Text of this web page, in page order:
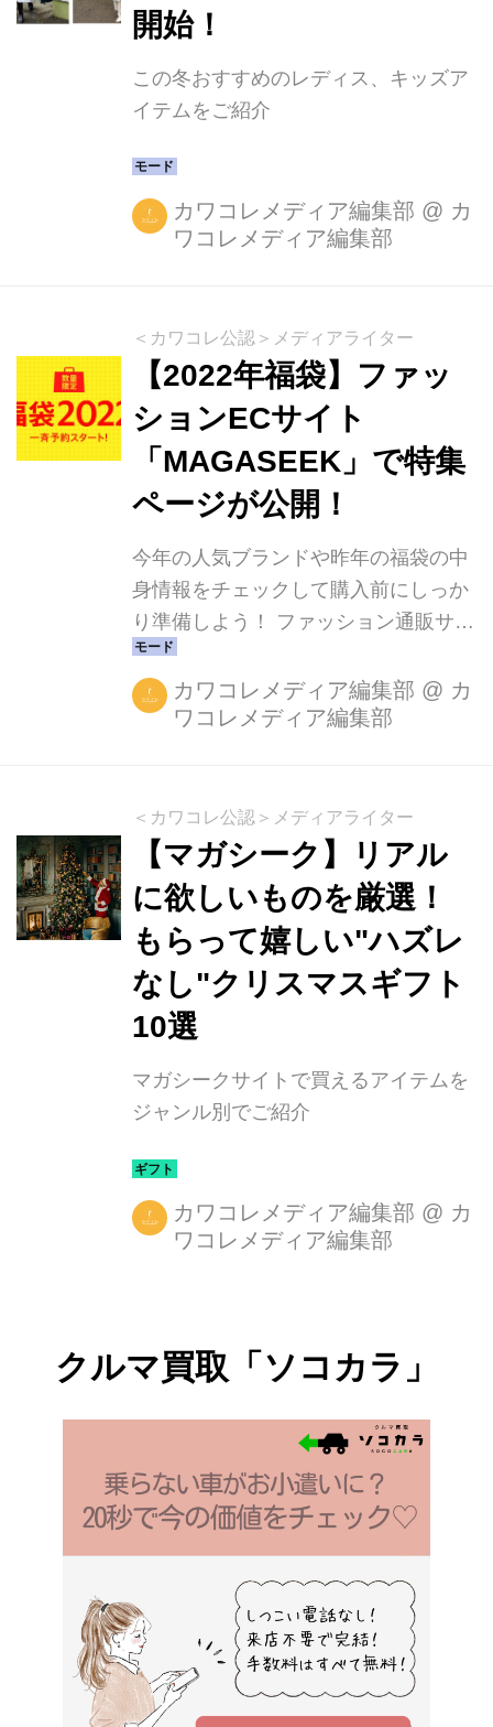
開始！
この冬おすすめのレディス、キッズア
イテムをご紹介
カワコレメディア編集部 @ カ
ワコレメディア編集部
＜カワコレ公認＞メディアライター
【2022年福袋】ファッ
ションECサイト
「MAGASEEK」で特集
ページが公開！
今年の人気ブランドや昨年の福袋の中
身情報をチェックして購入前にしっか
り準備しよう！ ファッション通販サイ
ト「MAGASEEK（マガシーク）」で
は、2022年の福袋の特集ページが公開
され、2022年の福袋の予約受付が順次
の福袋の中身情報のまとめなど、福袋
をご予約、ご購入前に知っておきたい
情報をいち早くチェックすることがで
きます。 購入前の準備方法 ①まずは
会員登録を事前にしておく。 会員登録
はこちらから ： ②2022年の福袋の最
新情報をチェック！ ショップによって
発売日時が異なります。メルマガ・
LINE・アプリのお知ら...
カワコレメディア編集部 @ カ
ワコレメディア編集部
＜カワコレ公認＞メディアライター
【マガシーク】リアル
に欲しいものを厳選！
もらって嬉しい"ハズレ
なし"クリスマスギフト
10選
マガシークサイトで買えるアイテムを
ジャンル別でご紹介
カワコレメディア編集部 @ カ
ワコレメディア編集部
クルマ買取「ソコカラ」